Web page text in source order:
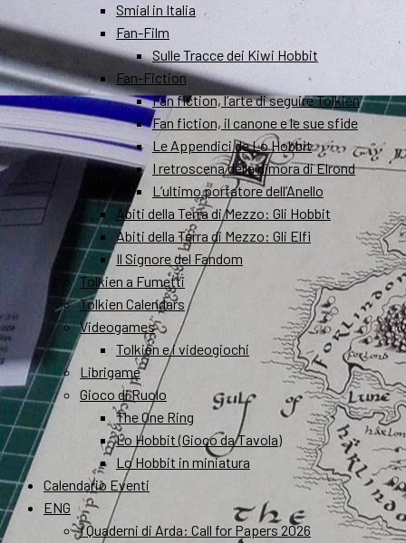
Smial in Italia
Fan-Film
Sulle Tracce dei Kiwi Hobbit
Fan-Fiction
Fan fiction, l’arte di seguire Tolkien
Fan fiction, il canone e le sue sfide
Le Appendici de Lo Hobbit
I retroscena della dimora di Elrond
L’ultimo portatore dell’Anello
Abiti della Terra di Mezzo: Gli Hobbit
Abiti della Terra di Mezzo: Gli Elfi
Il Signore del Fandom
Tolkien a Fumetti
Tolkien Calendars
Videogames
Tolkien e i videogiochi
Librigame
Gioco di Ruolo
The One Ring
Lo Hobbit (Gioco da Tavola)
Lo Hobbit in miniatura
Calendario Eventi
ENG
I Quaderni di Arda: Call for Papers 2026